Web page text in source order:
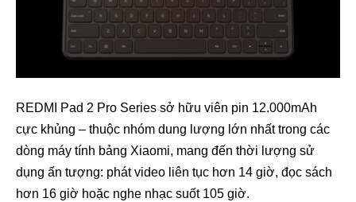
REDMI Pad 2 Pro Series sở hữu viên pin 12.000mAh
cực khủng – thuộc nhóm dung lượng lớn nhất trong các
dòng máy tính bảng Xiaomi, mang đến thời lượng sử
dụng ấn tượng: phát video liên tục hơn 14 giờ, đọc sách
hơn 16 giờ hoặc nghe nhạc suốt 105 giờ.